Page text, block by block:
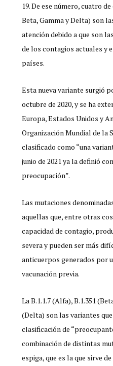
19. De ese número, cuatro
Beta, Gamma y Delta) son
atención debido a que son
de los contagios actuales y
países.
Esta nueva variante surgió
octubre de 2020, y se ha
Europa, Estados Unidos y
Organización Mundial de la
clasificado como “una
junio de 2021 ya la definió
preocupación”.
Las mutaciones
aquellas que, entre otras
capacidad de contagio,
severa y pueden ser más
anticuerpos generados por
vacunación previa.
La B.1.1.7 (Alfa), B.1.351
(Delta) son las variantes
clasificación de
combinación de distintas
espiga, que es la que sirve